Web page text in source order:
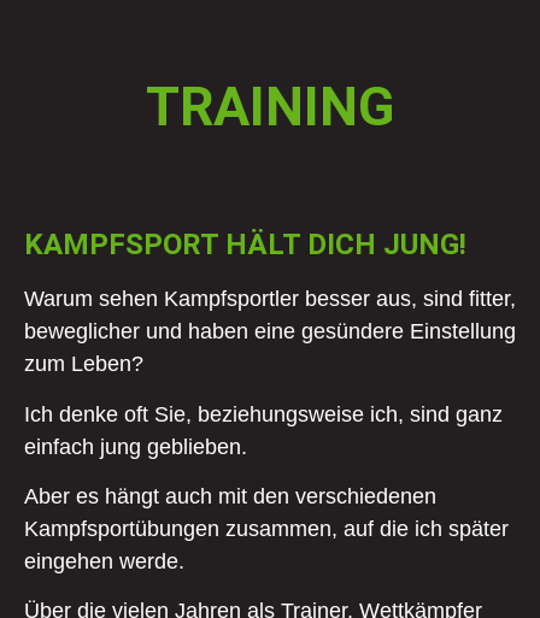
TRAINING
KAMPFSPORT HÄLT DICH JUNG!
Warum sehen Kampfsportler besser aus, sind fitter,
beweglicher und haben eine gesündere Einstellung
zum Leben?
Ich denke oft Sie, beziehungsweise ich, sind ganz
einfach jung geblieben.
Aber es hängt auch mit den verschiedenen
Kampfsportübungen zusammen, auf die ich später
eingehen werde.
Über die vielen Jahren als Trainer, Wettkämpfer